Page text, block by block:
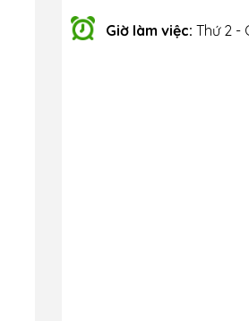
Giờ làm việc: Thứ 2 -